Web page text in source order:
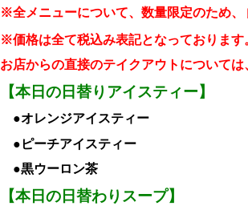
※全メニューについて、数量限定のため、
※価格は全て税込み表記となっております
お店からの直接のテイクアウトについては
【本日の日替りアイスティー】
●オレンジアイスティー
●ピーチアイスティー
●黒ウーロン茶
【本日の日替わりスープ】